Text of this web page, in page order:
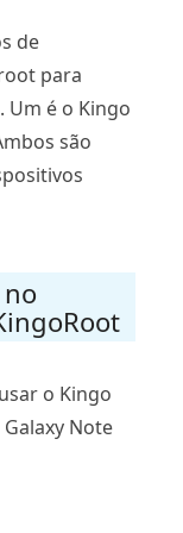
de
para
Um é o Kingo
são
o Kingo
Note